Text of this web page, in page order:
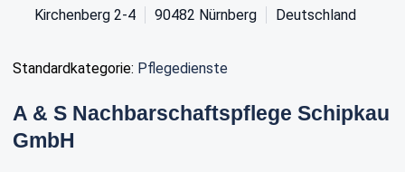
Kirchenberg 2-4 90482 Nürnberg Deutschland
Standardkategorie: Pflegedienste
A & S Nachbarschaftspflege Schipkau
GmbH